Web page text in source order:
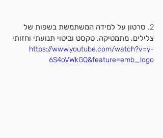
2. סרטון על למידה המשתמשת בשפות של
צלילים, מתמטיקה, טקסט וביטוי תנועתי וחזותי
https://www.youtube.com/watch?v=y-
6S4oVWkGQ&feature=emb_logo